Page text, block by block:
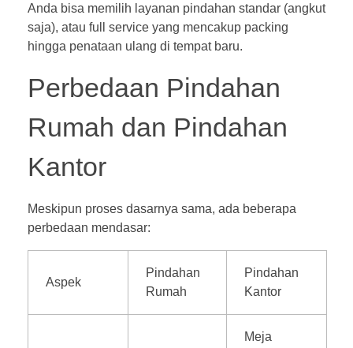
Anda bisa memilih layanan pindahan standar (angkut
saja), atau full service yang mencakup packing
hingga penataan ulang di tempat baru.
Perbedaan Pindahan
Rumah dan Pindahan
Kantor
Meskipun proses dasarnya sama, ada beberapa
perbedaan mendasar:
Aspek
Pindahan
Rumah
Pindahan
Kantor
Meja